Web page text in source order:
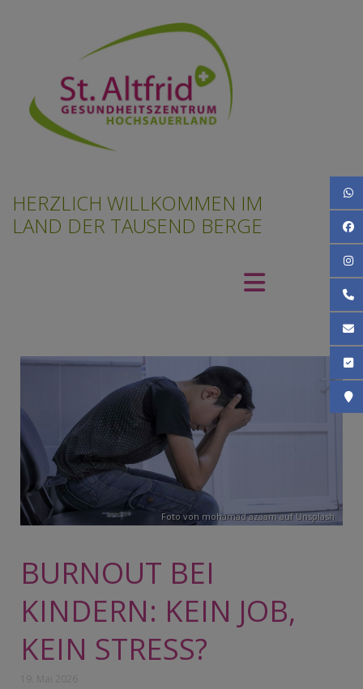
HERZLICH WILLKOMMEN IM
LAND DER TAUSEND BERGE
Foto von mohamad azaamaufUnsplash
BURNOUT BEI
KINDERN: KEIN JOB,
KEIN STRESS?
So